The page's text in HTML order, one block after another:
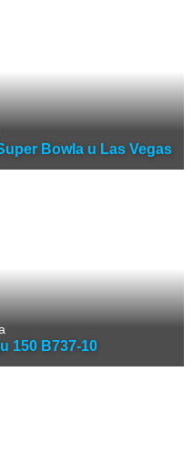
Bowla u Las Vegas
150 B737-10